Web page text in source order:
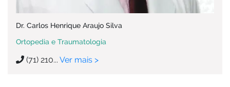
Dr. Carlos Henrique Araujo Silva
Ortopedia e Traumatologia
(71) 210... Ver mais >